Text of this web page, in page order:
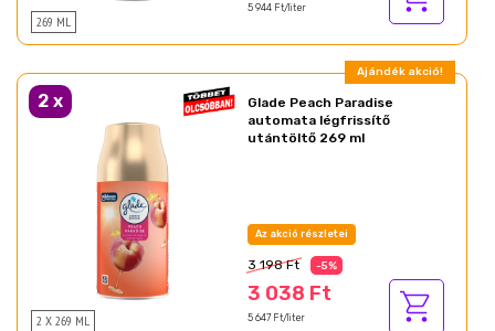
269 ML
5 944 Ft/liter
Ajándék akció!
2 x
2 X 269 ML
Glade Peach Paradise
automata légfrissítő
utántöltő 269 ml
Az akció részletei
3 198 Ft -5%
3 038 Ft
5 647 Ft/liter